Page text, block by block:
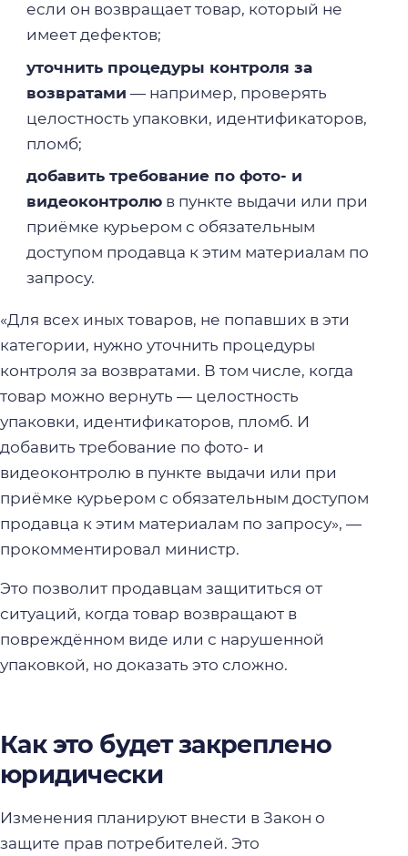
если он возвращает товар, который не
имеет дефектов;
уточнить процедуры контроля за
возвратами — например, проверять
целостность упаковки, идентификаторов,
пломб;
добавить требование по фото- и
видеоконтролюв пункте выдачи или при
приёмке курьером с обязательным
доступом продавца к этим материалам по
запросу.
«Для всех иных товаров, не попавших в эти
категории, нужно уточнить процедуры
контроля за возвратами. В том числе, когда
товар можно вернуть — целостность
упаковки, идентификаторов, пломб. И
добавить требование по фото- и
видеоконтролю в пункте выдачи или при
приёмке курьером с обязательным доступом
продавца к этим материалам по запросу», —
прокомментировал министр.
Это позволит продавцам защититься от
ситуаций, когда товар возвращают в
повреждённом виде или с нарушенной
упаковкой, но доказать это сложно.
Как это будет закреплено
юридически
Изменения планируют внести в Закон о
защите прав потребителей. Это